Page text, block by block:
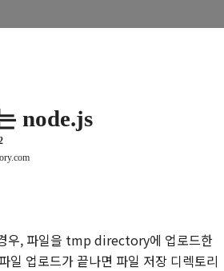
node.js
우, 파일을 tmp directory에 업로드한
파일 업로드가 끝나면 파일 저장 디렉토리